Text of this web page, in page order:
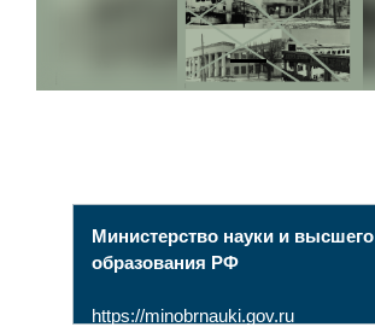
Министерство науки и высшего
образования РФ
https://minobrnauki.gov.ru